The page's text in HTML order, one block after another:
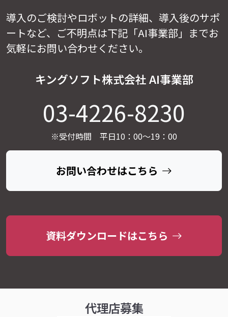
導入のご検討やロボットの詳細、導入後のサポ
ートなど、 ご不明点は下記「AI事業部」までお
気軽にお問い合わせください。
キングソフト株式会社 AI事業部
03-4226-8230
※受付時間 平日10：00～19：00
お問い合わせはこちら
資料ダウンロードはこちら
代理店募集